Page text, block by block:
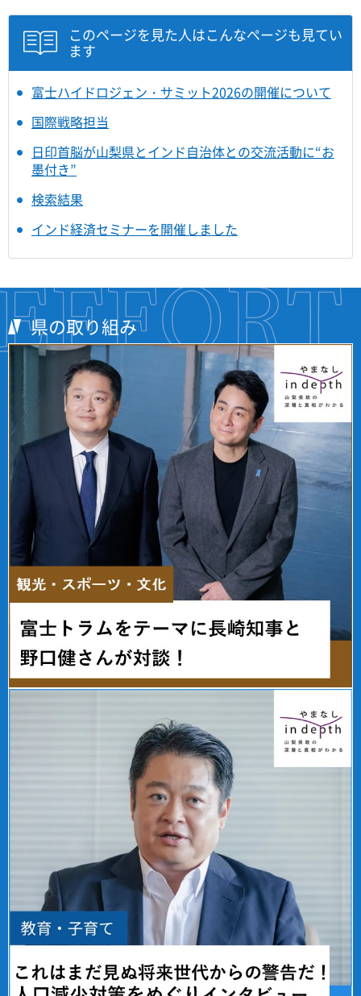
ま
す
開
す
を
開
き
ュ
ー
き
ま
このページを見た人はこんなページも見てい
ます
富士ハイドロジェン・サミット2026の開催について
国際戦略担当
日印首脳が山梨県とインド自治体との交流活動に“お
墨付き”
検索結果
インド経済セミナーを開催しました
県の取り組み